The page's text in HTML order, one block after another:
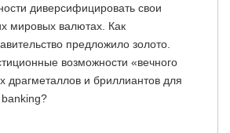
диверсифицировать свои
мировых валютах. Как
предложило золото.
возможности «вечного
драгметаллов и бриллиантов для
banking?